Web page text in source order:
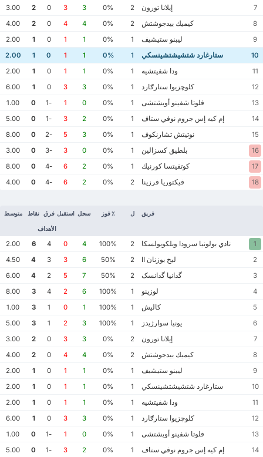
7 إيلانا تورون 2
0%
3
3
0
2
3.00
8
كيميك بيدجوشتش 2
0%
4
4
0
2
4.00
9
ليبنو ستيشيف 1
0%
1
1
0
1
2.00
10
ستارغارد شتشيشتشينسكي 1
0%
1
1
0
1
2.00
11
ودا شفيتشيه 1
0%
1
1
0
1
2.00
12
كلوچزيوا ستارګارد 1
0%
3
3
0
1
6.00
13
فلوتا شفينو أويشتشى 1
0%
0
1
-1
0
1.00
14
إم كيه إس جروم نوفي ستاف 1
0%
2
3
-1
0
5.00
15
نوتيتش تشارنكوف 1
0%
3
5
-2
0
8.00
16
بلطيق كسزالين 1
0%
0
3
-3
0
3.00
17
كوتفيتسا كورنيك 1
0%
2
6
-4
0
8.00
18
فيكتوريا فرزينا 2
0%
2
6
-4
0
4.00
فريق ل ٪ فوز سجل استقبل فرق
الأهداف
نقاط متوسط
1 نادي بولونيا سرودا ويلكوبولسكا 2
100%
4
0
4
6
2.00
2
ليخ بوزنان II 2
50%
6
3
3
4
4.50
3
گدانيا گدانسک 2
50%
7
5
2
4
6.00
4
لوزينو 1
100%
6
2
4
3
8.00
5
كاليش 1
100%
1
0
1
3
1.00
6
يونيا سوارژيدز 1
100%
3
2
1
3
5.00
7
إيلانا تورون 2
0%
3
3
0
2
3.00
8
كيميك بيدجوشتش 2
0%
4
4
0
2
4.00
9
ليبنو ستيشيف 1
0%
1
1
0
1
2.00
10
ستارغارد شتشيشتشينسكي 1
0%
1
1
0
1
2.00
11
ودا شفيتشيه 1
0%
1
1
0
1
2.00
12
كلوچزيوا ستارګارد 1
0%
3
3
0
1
6.00
13
فلوتا شفينو أويشتشى 1
0%
0
1
-1
0
1.00
14
إم كيه إس جروم نوفي ستاف 1
0%
2
3
-1
0
5.00